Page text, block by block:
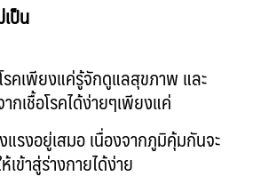
องกันก็ไม่เป็น
รคเพียงแค่รู้จักดูแลสุขภาพ และ
กเชื้อโรคได้ง่ายๆเพียงแค่
รงอยู่เสมอ เนื่องจากภูมิคุ้มกันจะ
เข้าสู่ร่างกายได้ง่าย